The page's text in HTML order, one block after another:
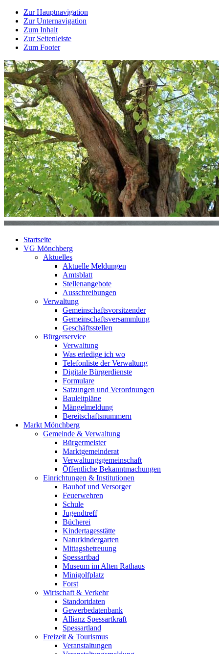
Zur Hauptnavigation
Zur Unternavigation
Zum Inhalt
Zur Seitenleiste
Zum Footer
Startseite
VG Mönchberg
Aktuelles
Aktuelle Meldungen
Amtsblatt
Stellenangebote
Ausschreibungen
Verwaltung
Gemeinschaftsvorsitzender
Gemeinschaftsversammlung
Geschäftsstellen
Bürgerservice
Verwaltung
Was erledige ich wo
Telefonliste der Verwaltung
Digitale Bürgerdienste
Formulare
Satzungen und Verordnungen
Bauleitpläne
Mängelmeldung
Bereitschaftsnummern
Markt Mönchberg
Gemeinde & Verwaltung
Bürgermeister
Marktgemeinderat
Verwaltungsgemeinschaft
Öffentliche Bekanntmachungen
Einrichtungen & Institutionen
Bauhof und Versorger
Feuerwehren
Schule
Jugendtreff
Bücherei
Kindertagesstätte
Naturkindergarten
Mittagsbetreuung
Spessartbad
Museum im Alten Rathaus
Minigolfplatz
Forst
Wirtschaft & Verkehr
Standortdaten
Gewerbedatenbank
Allianz Spessartkraft
Spessartland
Freizeit & Tourismus
Veranstaltungen